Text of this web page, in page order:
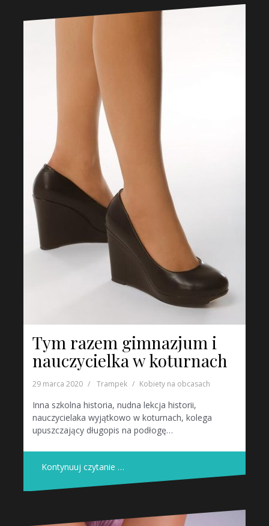
Tym razem gimnazjum i
nauczycielka w koturnach
29 marca 2020 Trampek Kobiety na obcasach
Inna szkolna historia, nudna lekcja historii,
nauczycielaka wyjątkowo w koturnach, kolega
upuszczający długopis na podłogę…
Kontynuuj czytanie …